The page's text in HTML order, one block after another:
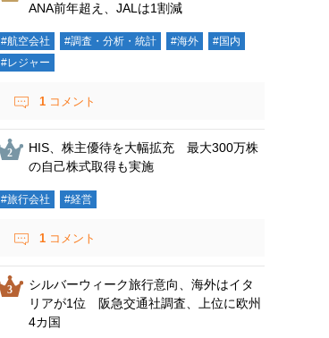
ANA前年超え、JALは1割減
#航空会社 #調査・分析・統計 #海外
#国内
#レジャー
1 コメント
HIS、株主優待を大幅拡充 最大300万株
の自己株式取得も実施
#旅行会社 #経営
1 コメント
シルバーウィーク旅行意向、海外はイタ
リアが1位 阪急交通社調査、上位に欧州
4カ国